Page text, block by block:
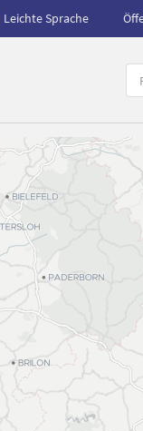
Leichte Sprache